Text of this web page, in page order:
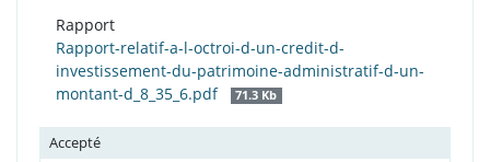
Rapport
Rapport-relatif-a-l-octroi-d-un-credit-d-
investissement-du-patrimoine-administratif-d-un-
montant-d_8_35_6.pdf
71.3 Kb
Accepté